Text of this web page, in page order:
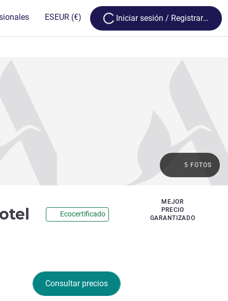
ESEUR (€) Loading...
Iniciar sesión / Registrarse
1 estrella
Ecocertificado
MEJOR
PRECIO
GARANTIZADO
5 FOTOS
Consultar precios